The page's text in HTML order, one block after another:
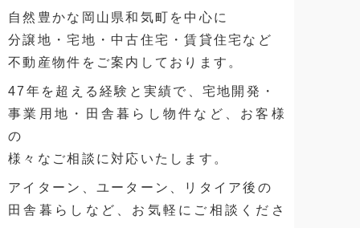
自然豊かな岡山県和気町を中心に
分譲地・宅地・中古住宅・賃貸住宅など
不動産物件をご案内しております。
47年を超える経験と実績で、宅地開発・
事業用地・田舎暮らし物件など、お客様
の
様々なご相談に対応いたします。
アイターン、ユーターン、リタイア後の
田舎暮らしなど、お気軽にご相談くださ